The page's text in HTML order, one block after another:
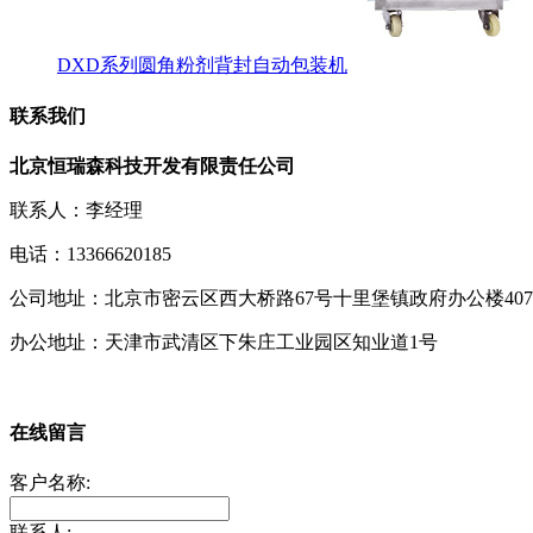
DXD系列圆角粉剂背封自动包装机
联系我们
北京恒瑞森科技开发有限责任公司
联系人：李经理
电话：13366620185
公司地址：北京市密云区西大桥路67号十里堡镇政府办公楼
办公地址：天津市武清区下朱庄工业园区知业道1号
在线留言
客户名称: